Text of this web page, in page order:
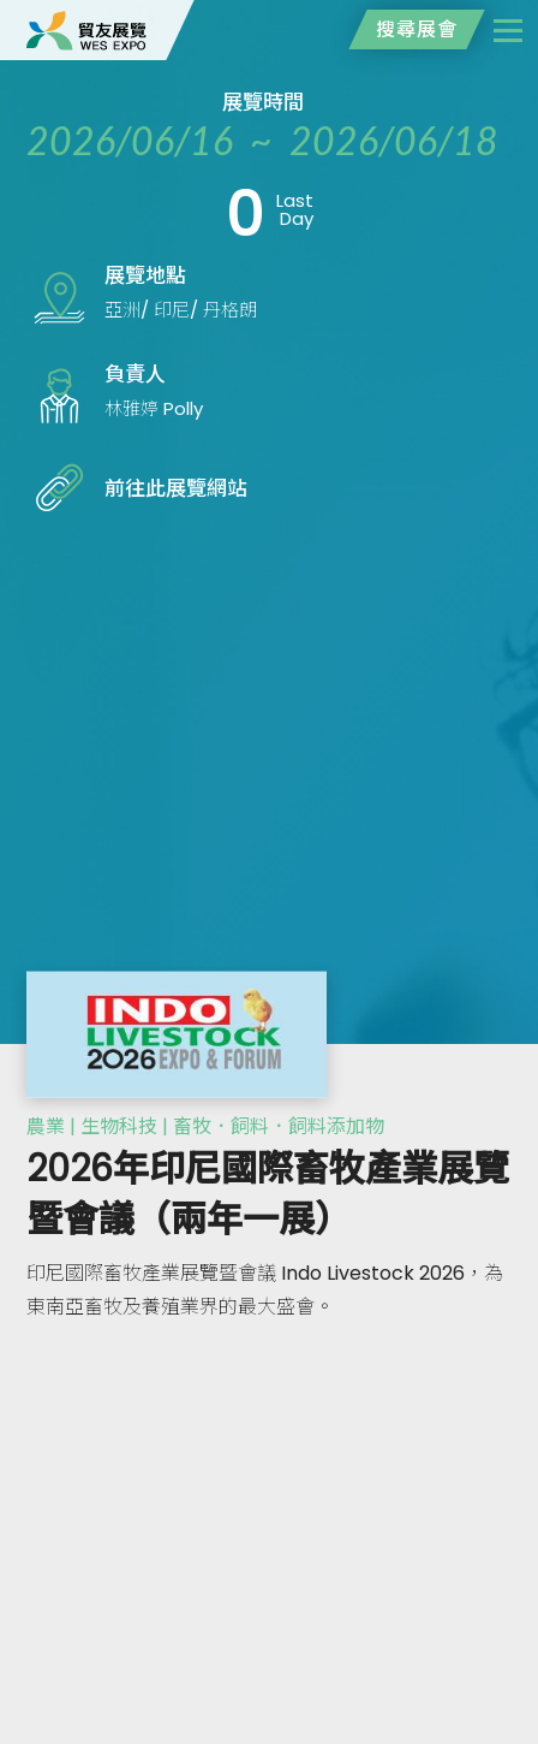
搜尋展會
展覽時間
2026/06/16 ~ 2026/06/18
0 Last
Day
展覽地點
亞洲/ 印尼/ 丹格朗
負責人
林雅婷 Polly
前往此展覽網站
農業 | 生物科技 | 畜牧．飼料．飼料添加物
2026年印尼國際畜牧產業展覽
暨會議（兩年一展）
印尼國際畜牧產業展覽暨會議 Indo Livestock 2026，為
東南亞畜牧及養殖業界的最大盛會。